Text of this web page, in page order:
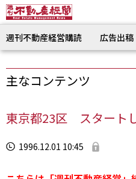
週刊不動産経営購読 広告出稿
主なコンテンツ
東京都23区 スタート
1996.12.01 10:45